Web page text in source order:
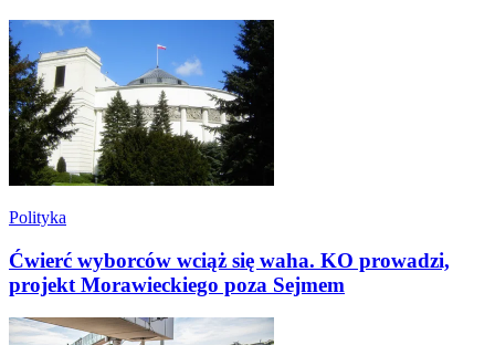
Polityka
Ćwierć wyborców wciąż się waha. KO prowadzi,
projekt Morawieckiego poza Sejmem